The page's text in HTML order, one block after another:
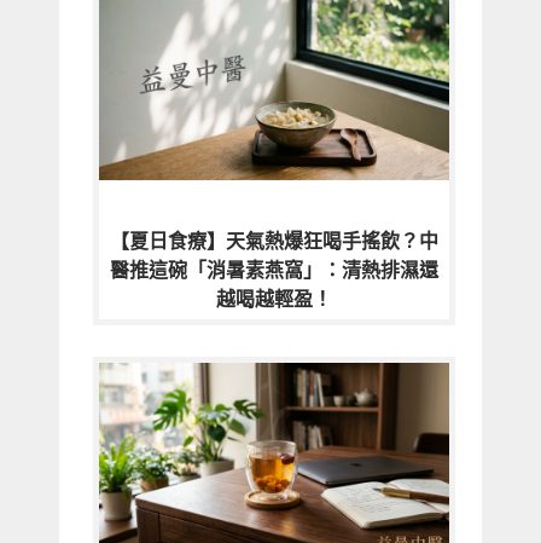
【夏日食療】天氣熱爆狂喝手搖飲？中
醫推這碗「消暑素燕窩」：清熱排濕還
越喝越輕盈！